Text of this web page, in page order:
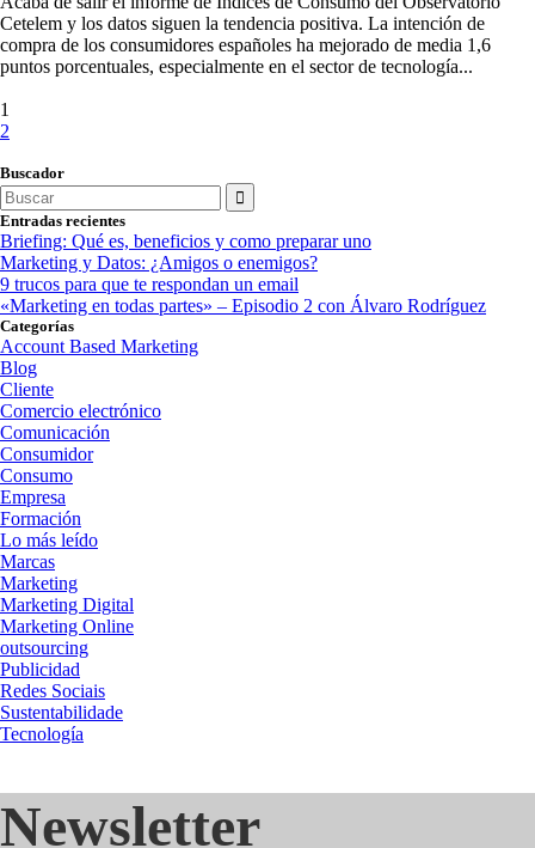
Cetelem y los datos siguen la tendencia positiva. La intención de
compra de los consumidores españoles ha mejorado de media 1,6
puntos porcentuales, especialmente en el sector de tecnología...
1
2
Buscador
Search
for:
Entradas recientes
Briefing: Qué es, beneficios y como preparar uno
Marketing y Datos: ¿Amigos o enemigos?
9 trucos para que te respondan un email
«Marketing en todas partes» – Episodio 2 con Álvaro Rodríguez
Categorías
Account Based Marketing
Blog
Cliente
Comercio electrónico
Comunicación
Consumidor
Consumo
Empresa
Formación
Lo más leído
Marcas
Marketing
Marketing Digital
Marketing Online
outsourcing
Publicidad
Redes Sociais
Sustentabilidade
Tecnología
Newsletter